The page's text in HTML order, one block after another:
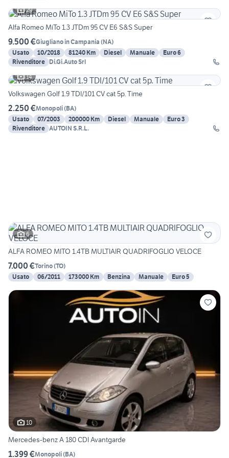
29
Alfa Romeo MiTo 1.3 JTDm 95 CV E6 S&S Super
9.500 €Giugliano in Campania (NA)
Usato
10/2018 81240 Km Diesel Manuale
Euro 6
Rivenditore Di.Gi.Auto Srl
14
Volkswagen Golf 1.9 TDI/101 CV cat 5p. Time
2.250 €Monopoli(BA)
Usato
07/2003 200000 Km Diesel Manuale
Euro 3
Rivenditore AUTOIN S.R.L.
6
ALFA ROMEO MITO 1.4TB MULTIAIR QUADRIFOGLIO VELOCE
7.000 €Torino(TO)
Usato
06/2011 173000 Km Benzina Manuale Euro 5
10
Mercedes-benz A 180 CDI Avantgarde
1.399 €Monopoli(BA)